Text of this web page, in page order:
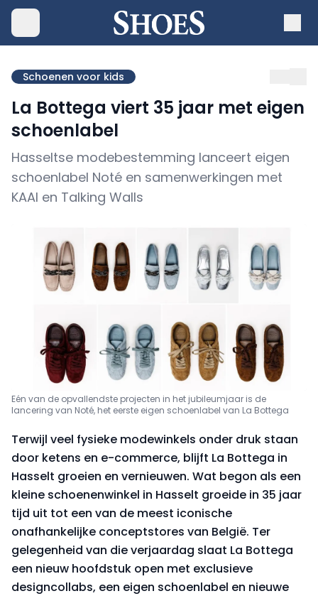
Schoenen voor kids
La Bottega viert 35 jaar met eigen
schoenlabel
Hasseltse modebestemming lanceert eigen
schoenlabel Noté en samenwerkingen met
KAAI en Talking Walls
Eén van de opvallendste projecten in het jubileumjaar is de
lancering van Noté, het eerste eigen schoenlabel van La Bottega
Terwijl veel fysieke modewinkels onder druk staan
door ketens en e-commerce, blijft La Bottega in
Hasselt groeien en vernieuwen. Wat begon als een
kleine schoenenwinkel in Hasselt groeide in 35 jaar
tijd uit tot een van de meest iconische
onafhankelijke conceptstores van België. Ter
gelegenheid van die verjaardag slaat La Bottega
een nieuw hoofdstuk open met exclusieve
designcollabs, een eigen schoenlabel en nieuwe